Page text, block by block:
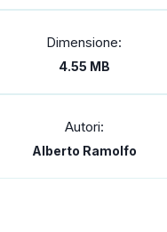
Dimensione:
4.55 MB
Autori:
Alberto Ramolfo